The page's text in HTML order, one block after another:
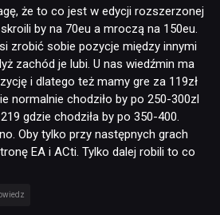
że to co jest w edycji rozszerzonej
by na 70eu a mroczą na 150eu.
zrobić sobie pozycje między innymi
zachód je lubi. U nas wiedźmin ma
i dlatego też mamy gre za 119zł
normalnie chodziło by po 250-300zl
gdzie chodziła by po 350-400.
Oby tylko przy następnych grach
EA i ACti. Tylko dalej robili to co